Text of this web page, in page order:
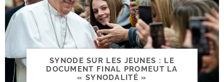
SYNODE SUR LES JEUNES : LE
DOCUMENT FINAL PROMEUT LA
« SYNODALITÉ »